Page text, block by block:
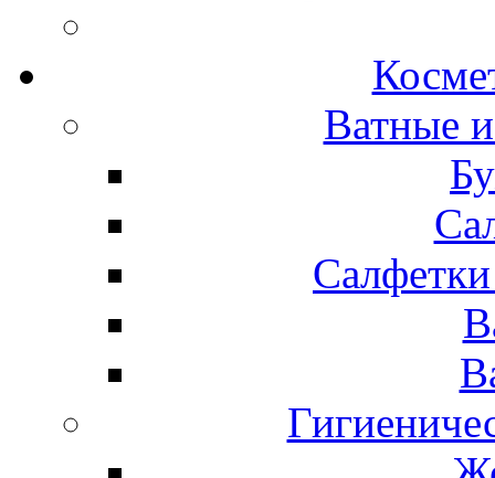
Ватные